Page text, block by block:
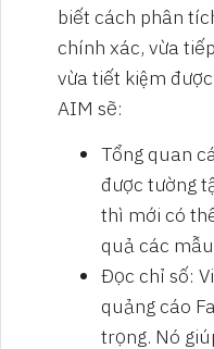
biết cách phân
chính xác, vừa
vừa tiết kiệm
AIM sẽ:
Tổng quan
được tường
thì mới có
quả các
Đọc chỉ số:
quảng cáo
trọng. Nó